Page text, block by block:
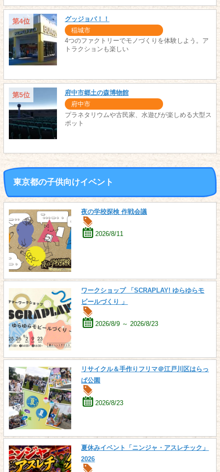
第4位 グッジョバ！！
稲城市
4つのファクトリーでモノづくりを体験しよう。ア
トラクションも楽しい
第5位 府中市郷土の森博物館
府中市
プラネタリウムや古民家、水遊びが楽しめる大型ス
ポット
東京都の子供向けイベント
夜の学校探検 作戦会議
2026/8/11
ワークショップ 「SCRAPLAY! ゆらゆらモ
ビールづくり 」
2026/8/9 ～ 2026/8/23
リサイクル＆手作りフリマ＠江戸川区はらっ
ぱ公園
2026/8/23
夏休みイベント「ニンジャ・アスレチック」
2026